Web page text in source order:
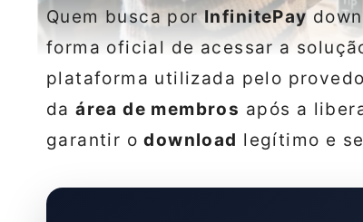
Quem busca porInfinitePay
forma oficial de acessar a
plataforma utilizada pelo
daárea de membros após a
garantir odownload legítimo e